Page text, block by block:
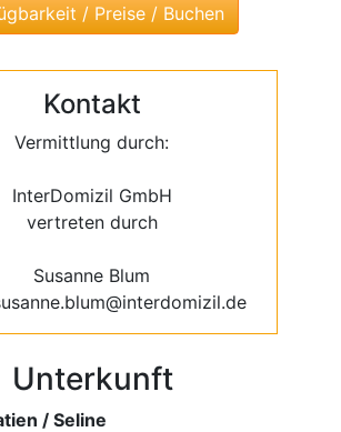
Kontakt
Vermittlung durch:
InterDomizil GmbH
vertreten durch
Susanne Blum
Unterkunft
/ Seline